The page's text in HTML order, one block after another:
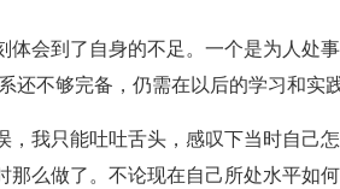
体会到了自身的不足。一个是为人处
还不够完备，仍需在以后的学习和实
我只能吐吐舌头，感叹下当时自己
那么做了。不论现在自己所处水平如